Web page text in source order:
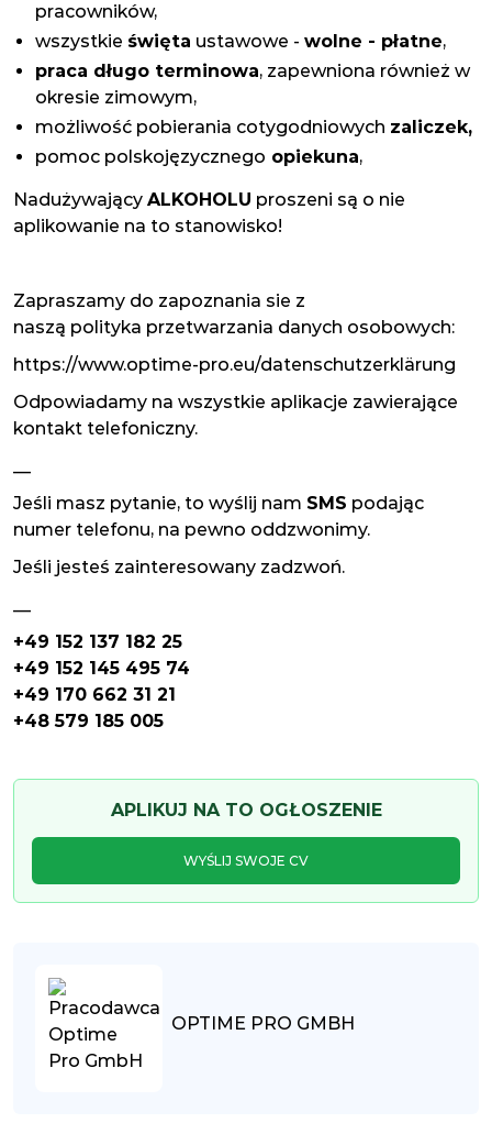
pracowników,
wszystkie święta ustawowe - wolne - płatne,
praca długo terminowa, zapewniona również w
okresie zimowym,
możliwość pobierania cotygodniowych zaliczek,
pomoc polskojęzycznego opiekuna,
Nadużywający ALKOHOLU proszeni są o nie
aplikowanie na to stanowisko!
Zapraszamy do zapoznania sie z
naszą polityka przetwarzania danych osobowych:
https://www.optime-pro.eu/datenschutzerklärung
Odpowiadamy na wszystkie aplikacje zawierające
kontakt telefoniczny.
__
Jeśli masz pytanie, to wyślij nam SMS podając
numer telefonu, na pewno oddzwonimy.
Jeśli jesteś zainteresowany zadzwoń.
__
+49 152 137 182 25
+49 152 145 495 74
+49 170 662 31 21
+48 579 185 005
APLIKUJ NA TO OGŁOSZENIE
WYŚLIJ SWOJE CV
OPTIME PRO GMBH